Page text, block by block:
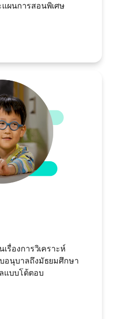
ผนการสอนพิเศษ
รื่องการวิเคราะห์
อนุบาลถึงมัธยมศึกษา
แบบโต้ตอบ